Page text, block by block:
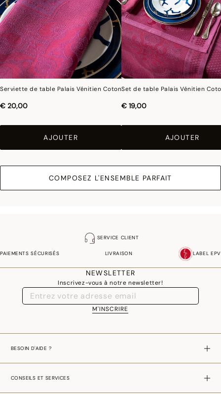
Serviette de table Palais Vénitien Coton
€ 20,00
AJOUTER
Set de table Palais Vénitien
€ 19,00
AJOUTER
COMPOSEZ L'ENSEMBLE PARFAIT
SERVICE CLIENT
PAIEMENTS SÉCURISÉS LIVRAISON LABEL EPV
NEWSLETTER
Inscrivez-vous à notre newsletter!
M'INSCRIRE
BESOIN D'AIDE ?
CONSEILS ET SERVICES